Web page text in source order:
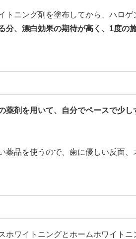
トニング剤を塗布してから、ハロ
分、漂白効果の期待が高く、1度の
薬剤を用いて、自分でペースで少し
薬品を使うので、歯に優しい反面、
ホワイトニングとホームホワイト